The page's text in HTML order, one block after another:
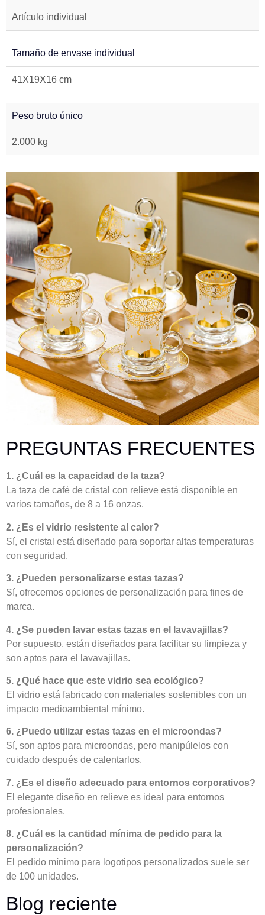
Artículo individual
Tamaño de envase individual
41X19X16 cm
Peso bruto único
2.000 kg
PREGUNTAS FRECUENTES
1. ¿Cuál es la capacidad de la taza?
La taza de café de cristal con relieve está disponible en
varios tamaños, de 8 a 16 onzas.
2. ¿Es el vidrio resistente al calor?
Sí, el cristal está diseñado para soportar altas temperaturas
con seguridad.
3. ¿Pueden personalizarse estas tazas?
Sí, ofrecemos opciones de personalización para fines de
marca.
4. ¿Se pueden lavar estas tazas en el lavavajillas?
Por supuesto, están diseñados para facilitar su limpieza y
son aptos para el lavavajillas.
5. ¿Qué hace que este vidrio sea ecológico?
El vidrio está fabricado con materiales sostenibles con un
impacto medioambiental mínimo.
6. ¿Puedo utilizar estas tazas en el microondas?
Sí, son aptos para microondas, pero manipúlelos con
cuidado después de calentarlos.
7. ¿Es el diseño adecuado para entornos corporativos?
El elegante diseño en relieve es ideal para entornos
profesionales.
8. ¿Cuál es la cantidad mínima de pedido para la
personalización?
El pedido mínimo para logotipos personalizados suele ser
de 100 unidades.
Blog reciente